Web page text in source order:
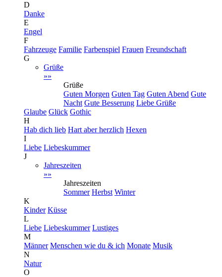
D
Danke
E
Engel
F
Fahrzeuge Familie Farbenspiel Frauen Freundschaft
G
Grüße
»»
Grüße
Guten Morgen Guten Tag Guten Abend Gute
Nacht Gute Besserung Liebe Grüße
Glaube Glück Gothic
H
Hab dich lieb Hart aber herzlich Hexen
I
Liebe Liebeskummer
J
Jahreszeiten
»»
Jahreszeiten
Sommer Herbst Winter
K
Kinder Küsse
L
Liebe Liebeskummer Lustiges
M
Männer Menschen wie du & ich Monate Musik
N
Natur
O